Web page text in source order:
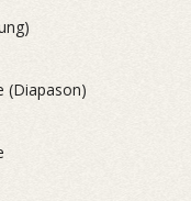
(Diapason)